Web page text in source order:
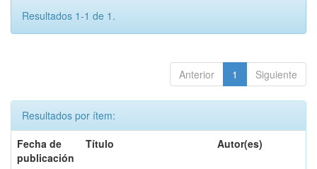
Resultados 1-1 de 1.
Anterior 1 Siguiente
Resultados por ítem:
Fecha de
publicación
Título Autor(es)